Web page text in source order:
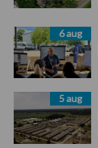
6 aug
5 aug